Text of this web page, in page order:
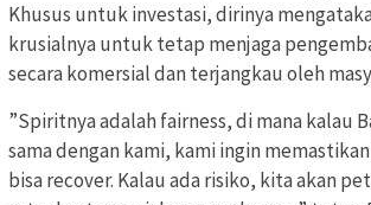
Khusus untuk investasi, dirinya
krusialnya untuk tetap menjaga
secara komersial dan terjangkau oleh
”Spiritnya adalah fairness, di mana kalau
sama dengan kami, kami ingin
bisa recover. Kalau ada risiko, kita akan